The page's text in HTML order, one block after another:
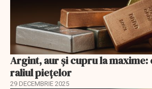
Argint, aur și cupru la maxime:
raliul piețelor
29 DECEMBRIE 2025